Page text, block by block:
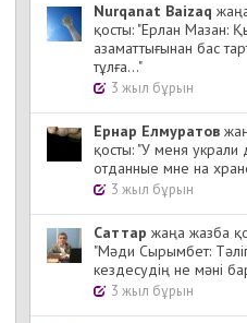
Nurqanat Baizaq
қосты: "Ерлан Мазан:
азаматтығынан бас
тұлға..."
3 жыл бұрын
Ернар Елмуратов
қосты: "У меня украли
отданные мне на
3 жыл бұрын
Cаттар жаңа жазба
"Мәди Сырымбет:
кездесудің не мәні
3 жыл бұрын